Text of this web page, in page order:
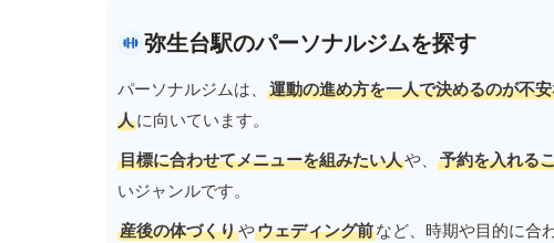
弥生台駅のパーソナルジムを探す
パーソナルジムは、 運動の進め方を一人で決めるのが不
人に向いています。
目標に合わせてメニューを組みたい人や、 予約を入れる
いジャンルです。
産後の体づくりやウェディング前など、時期や目的に合